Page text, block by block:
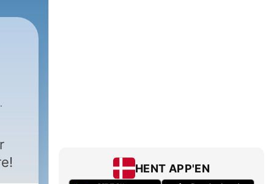
HENT APP'EN